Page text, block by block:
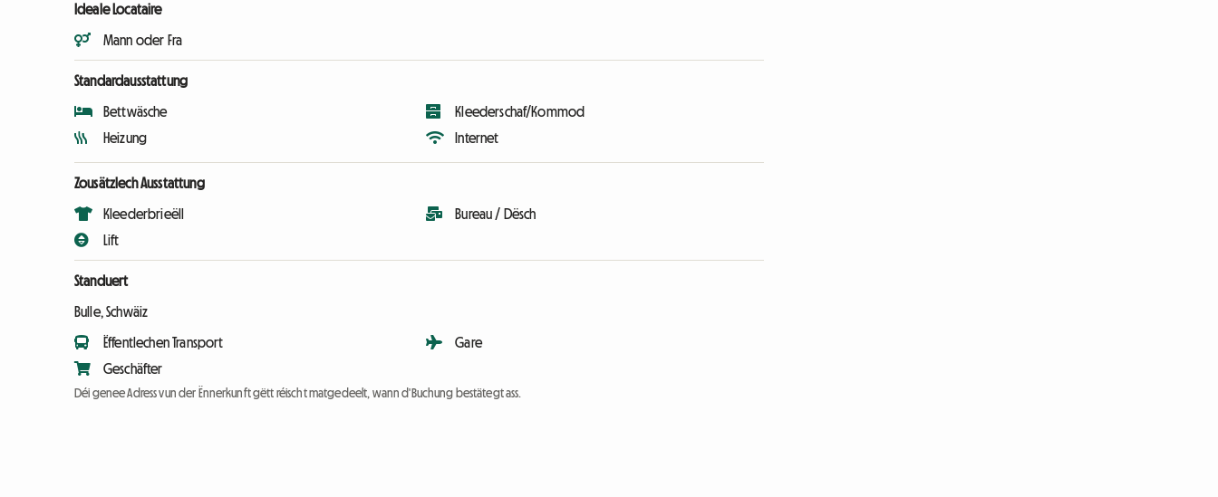
Ideale Locataire
Mann oder Fra
Standardausstattung
Bettwäsche
Heizung
Kleederschaf/Kommod
Internet
Zousätzlech Ausstattung
Kleederbrieëll
Lift
Bureau / Dësch
Standuert
Bulle, Schwäiz
Ëffentlechen Transport
Geschäfter
Gare
Déi genee Adress vun der Ënnerkunft gëtt réischt matgedeelt, wann d'Buchung bestätegt ass.